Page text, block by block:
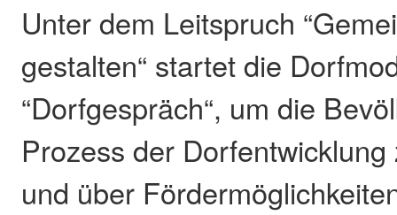
Unter dem Leitspruch
gestalten“ startet die
“Dorfgespräch“, um die
Prozess der
und über